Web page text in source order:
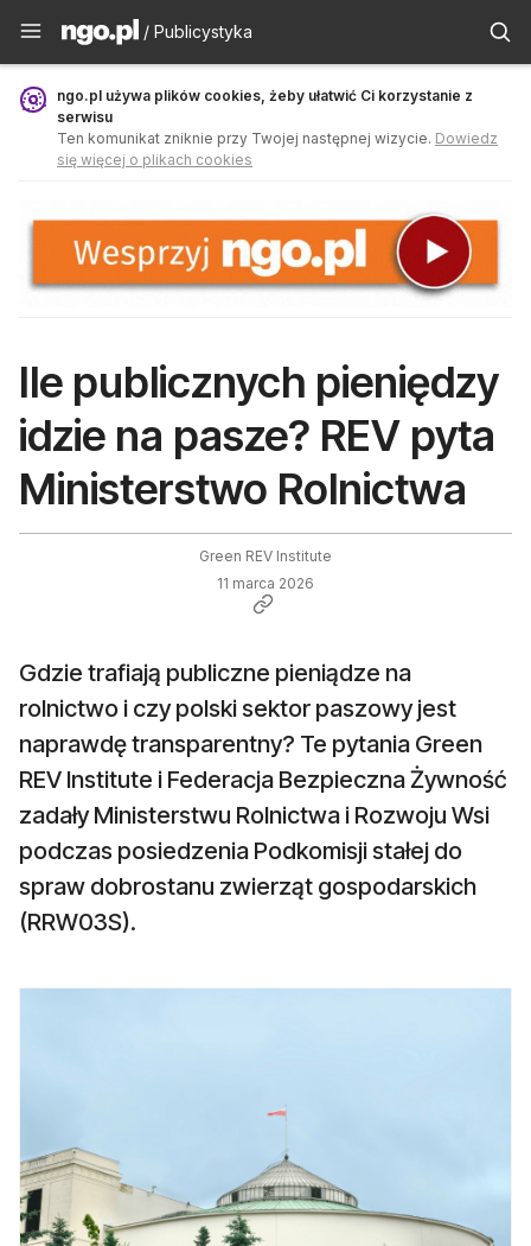
Publicystyka - ngo.pl
/ Publicystyka
ngo.pl używa plików cookies, żeby ułatwić Ci korzystanie z
serwisu
Ten komunikat zniknie przy Twojej następnej wizycie. Dowiedz
się więcej o plikach cookies
Ile publicznych pieniędzy
idzie na pasze? REV pyta
Ministerstwo Rolnictwa
Green REV Institute
11 marca 2026
Gdzie trafiają publiczne pieniądze na
rolnictwo i czy polski sektor paszowy jest
naprawdę transparentny? Te pytania Green
REV Institute i Federacja Bezpieczna Żywność
zadały Ministerstwu Rolnictwa i Rozwoju Wsi
podczas posiedzenia Podkomisji stałej do
spraw dobrostanu zwierząt gospodarskich
(RRW03S).